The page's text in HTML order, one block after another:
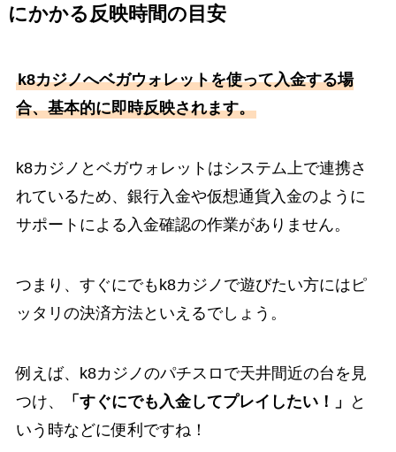
にかかる反映時間の目安
k8カジノへベガウォレットを使って入金する場
合、基本的に即時反映されます。
k8カジノとベガウォレットはシステム上で連携さ
れているため、銀行入金や仮想通貨入金のように
サポートによる入金確認の作業がありません。
つまり、すぐにでもk8カジノで遊びたい方にはピ
ッタリの決済方法といえるでしょう。
例えば、k8カジノのパチスロで天井間近の台を見
つけ、
「すぐにでも入金してプレイしたい！」
と
いう時などに便利ですね！